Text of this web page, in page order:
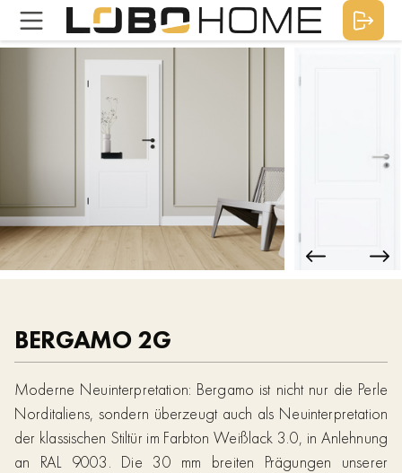
BERGAMO 2G
Moderne Neuinterpretation: Bergamo ist nicht nur die Perle
Norditaliens, sondern überzeugt auch als Neuinterpretation
der klassischen Stiltür im Farbton Weißlack 3.0, in Anlehnung
an RAL 9003. Die 30 mm breiten Prägungen unserer